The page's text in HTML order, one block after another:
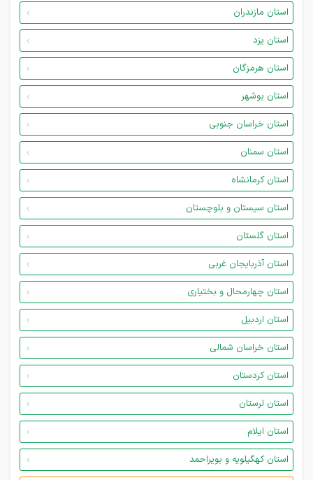
استان مازندران
استان یزد
استان هرمزگان
استان بوشهر
استان خراسان جنوبی
استان سمنان
استان کرمانشاه
استان سیستان و بلوچستان
استان گلستان
استان آذربایجان غربی
استان چهارمحال و بختیاری
استان اردبیل
استان خراسان شمالی
استان کردستان
استان لرستان
استان ایلام
استان کهگیلویه و بویراحمد